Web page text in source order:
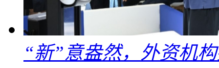
“新”意盎然，外资机